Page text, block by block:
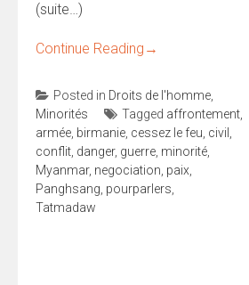
(suite…)
Continue Reading →
Posted in Droits de l'homme
Minorités
Tagged affrontement
armée birmanie cessez le feu civil
conflit danger, guerre minorité
Myanmar, negociation paix
Panghsang pourparlers
Tatmadaw